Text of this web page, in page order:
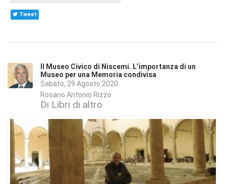
Tweet
Il Museo Civico di Niscemi. L’importanza di un
Museo per una Memoria condivisa
Sabato, 29 Agosto 2020
Rosario Antonio Rizzo
Di Libri di altro